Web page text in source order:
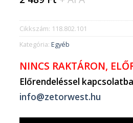
Cikkszám: 118.802.101
Kategória: Egyéb
NINCS RAKTÁRON,
Előrendeléssel
info@zetorwest.hu